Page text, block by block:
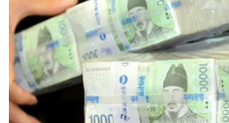
Áp thấp nhiệt đới mạnh lên
bão số 3, vùng ven biển
hưởng
05/08/2026 01:41